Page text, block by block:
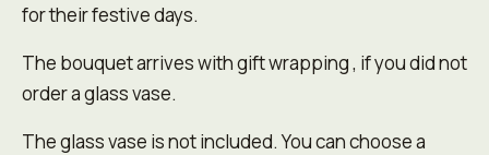
for their festive days.
The bouquet arrives with gift wrapping , if you did not
order a glass vase.
The glass vase is not included. You can choose a